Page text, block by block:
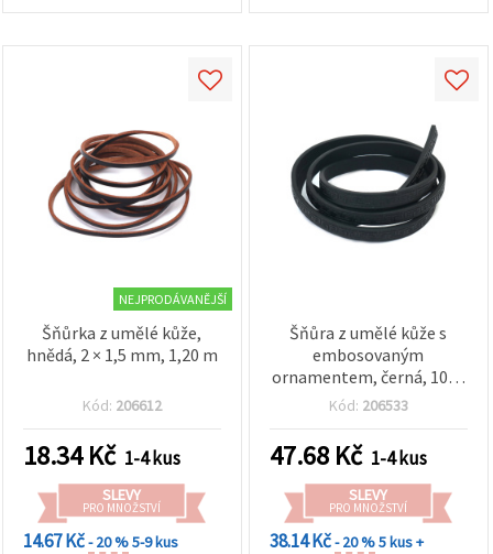
NEJPRODÁVANĚJŠÍ
Šňůrka z umělé kůže,
hnědá, 2 × 1,5 mm, 1,20 m
Kód: 206612
18.34Kč 1-4 kus
SLEVY
PRO MNOŽSTVÍ
14.67 Kč- 20 %5-9 kus
Šňůra z umělé kůže s
embosovaným
ornamentem, černá, 10×3
mm – 1,20 m
Kód: 206533
47.68 Kč 1-4 kus
SLEVY
PRO MNOŽSTVÍ
38.14 Kč- 20 %5 kus +